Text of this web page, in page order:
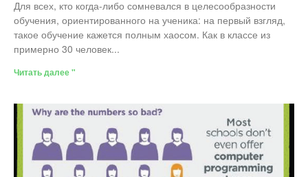
Для всех, кто когда-либо сомневался в целесообразности
обучения, ориентированного на ученика: на первый взгляд,
такое обучение кажется полным хаосом. Как в классе из
примерно 30 человек...
Читать далее "